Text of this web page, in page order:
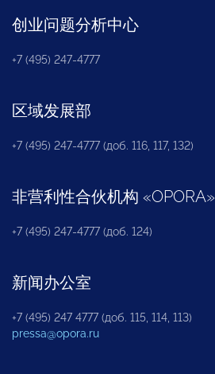
创业问题分析中心
+7 (495) 247-4777
区域发展部
+7 (495) 247-4777 (доб. 116, 117, 132)
非营利性合伙机构 «OPORA»
+7 (495) 247-4777 (доб. 124)
新闻办公室
+7 (495) 247 4777 (доб. 115, 114, 113)
pressa@opora.ru